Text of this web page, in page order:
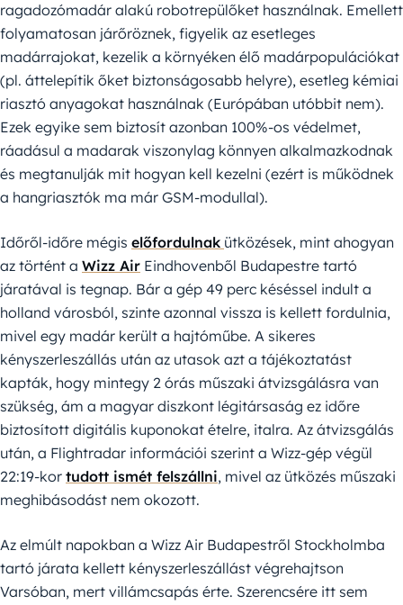
ragadozómadár alakú robotrepülőket használnak. Emellett
folyamatosan járőröznek, figyelik az esetleges
madárrajokat, kezelik a környéken élő madárpopulációkat
(pl. áttelepítik őket biztonságosabb helyre), esetleg kémiai
riasztó anyagokat használnak (Európában utóbbit nem).
Ezek egyike sem biztosít azonban 100%-os védelmet,
ráadásul a madarak viszonylag könnyen alkalmazkodnak
és megtanulják mit hogyan kell kezelni (ezért is működnek
a hangriasztók ma már GSM-modullal).
Időről-időre mégis előfordulnak ütközések, mint ahogyan
az történt a Wizz Air Eindhovenből Budapestre tartó
járatával is tegnap. Bár a gép 49 perc késéssel indult a
holland városból, szinte azonnal vissza is kellett fordulnia,
mivel egy madár került a hajtóműbe. A sikeres
kényszerleszállás után az utasok azt a tájékoztatást
kapták, hogy mintegy 2 órás műszaki átvizsgálásra van
szükség, ám a magyar diszkont légitársaság ez időre
biztosított digitális kuponokat ételre, italra. Az átvizsgálás
után, a Flightradar információi szerint a Wizz-gép végül
22:19-kor tudott ismét felszállni, mivel az ütközés műszaki
meghibásodást nem okozott.
Az elmúlt napokban a Wizz Air Budapestről Stockholmba
tartó járata kellett kényszerleszállást végrehajtson
Varsóban, mert villámcsapás érte. Szerencsére itt sem